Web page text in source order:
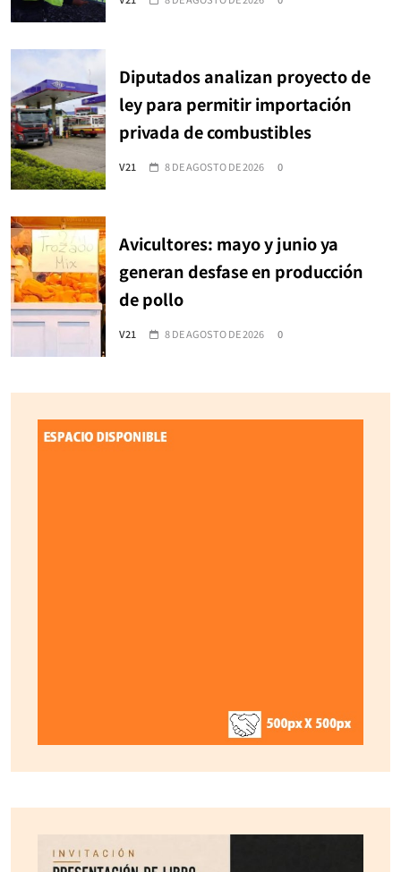
Diputados analizan proyecto de
ley para permitir importación
privada de combustibles
V21 8 DE AGOSTO DE 2026 0
Avicultores: mayo y junio ya
generan desfase en producción
de pollo
V21 8 DE AGOSTO DE 2026 0